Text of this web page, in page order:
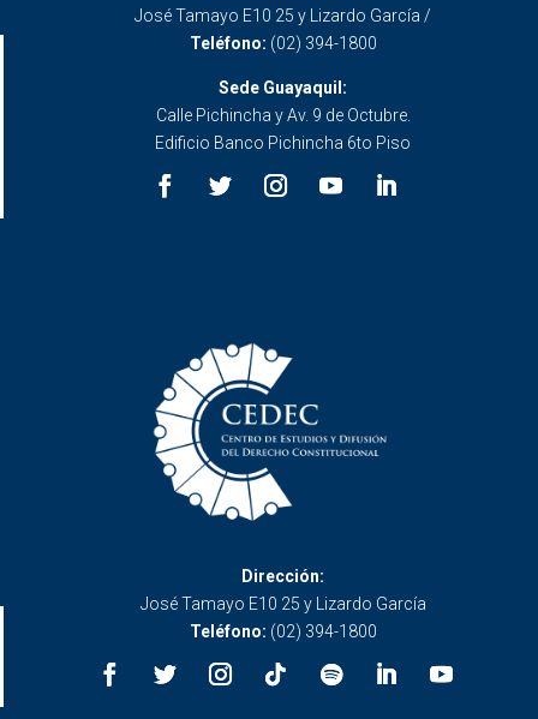
José Tamayo E10 25 y Lizardo García /
Teléfono: (02) 394-1800
Sede Guayaquil:
Calle Pichincha y Av. 9 de Octubre.
Edificio Banco Pichincha 6to Piso
Dirección:
José Tamayo E10 25 y Lizardo García
Teléfono: (02) 394-1800